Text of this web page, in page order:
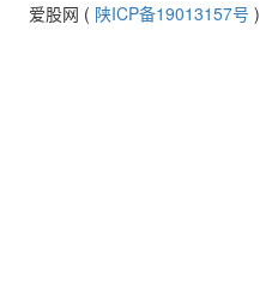
爱股网 ( 陕ICP备19013157号 )